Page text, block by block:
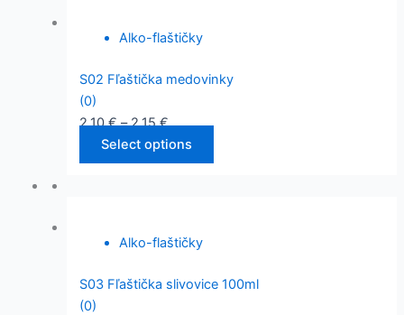
Alko-flaštičky
S02 Fľaštička medovinky
(0)
2,10€–2,15€
Select options
Alko-flaštičky
S03 Fľaštička slivovice 100ml
(0)